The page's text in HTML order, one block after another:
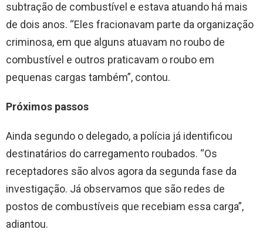
subtração de combustível e estava atuando há mais
de dois anos. “Eles fracionavam parte da organização
criminosa, em que alguns atuavam no roubo de
combustível e outros praticavam o roubo em
pequenas cargas também”, contou.
Próximos passos
Ainda segundo o delegado, a polícia já identificou
destinatários do carregamento roubados. “Os
receptadores são alvos agora da segunda fase da
investigação. Já observamos que são redes de
postos de combustíveis que recebiam essa carga”,
adiantou.